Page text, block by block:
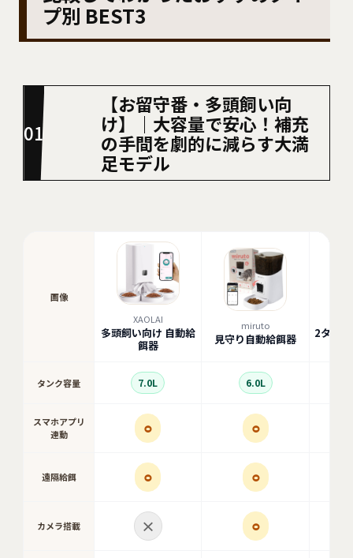
プ別 BEST3
【お留守番・多頭飼い向
け】｜大容量で安心！補充
の手間を劇的に減らす大満
足モデル
画像
XAOLAI
多頭飼い向け 自動給
餌器
miruto
見守り自動給餌器 2タイ
タンク容量 7.0L 6.0L
スマホアプリ
連動
⚪︎ ⚪︎
遠隔給餌 ⚪︎ ⚪︎
カメラ搭載 × ⚪︎